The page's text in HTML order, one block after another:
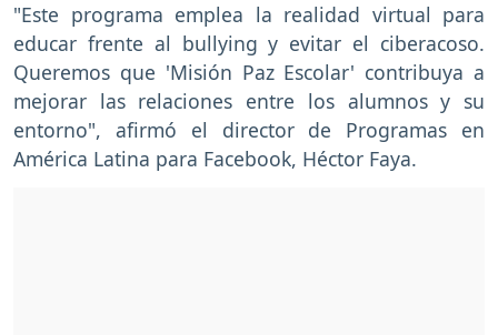
"Este programa emplea la realidad virtual para
educar frente al bullying y evitar el ciberacoso.
Queremos que 'Misión Paz Escolar' contribuya a
mejorar las relaciones entre los alumnos y su
entorno", afirmó el director de Programas en
América Latina para Facebook, Héctor Faya.